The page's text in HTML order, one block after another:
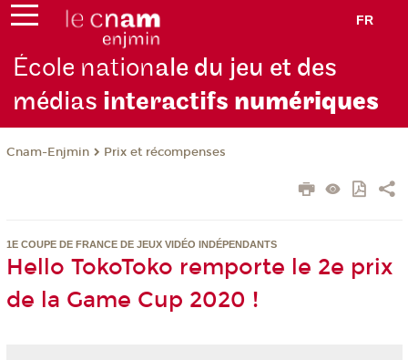
FR
École nationale du jeu et des
médias interactifs numériques
Cnam-Enjmin Prix et récompenses
1E COUPE DE FRANCE DE JEUX VIDÉO INDÉPENDANTS
Hello TokoToko remporte le 2e prix
de la Game Cup 2020 !